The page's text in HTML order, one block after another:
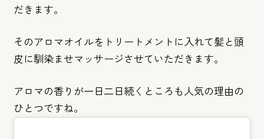
だきます。
そのアロマオイルをトリートメントに入れて髪と頭
皮に馴染ませマ ッサージさせていただきます。
アロマの香りが一日二日続くところも人気の理由の
ひとつですね。